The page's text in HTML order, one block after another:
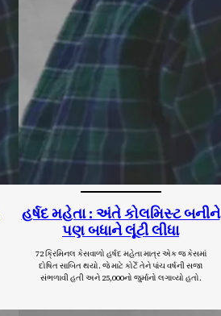
હર્ષદ મહેતા : અંતે કોલમિસ્ટ બનીને
પણ બધાને લૂંટી લીધા
72 ક્રિમિનલ કેસવાળો હર્ષદ મહેતા માત્ર એક જ કેસમાં
દોષિત સાબિત થયો. જે માટે કોર્ટે તેને પાંચ વર્ષની સજા
સંભળાવી હતી અને 25,000નો જુર્માનો લગાવ્યો હતો.